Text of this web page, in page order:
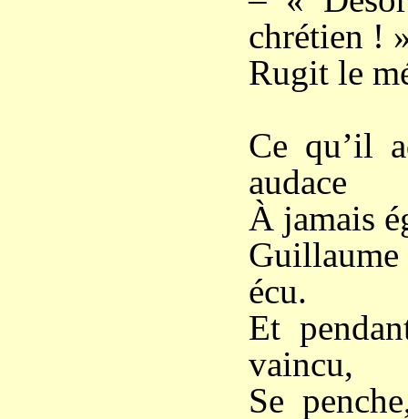
chrétien !
Rugit le
Ce qu’il
audace
À jamais
écu.
Et
vaincu,
Se